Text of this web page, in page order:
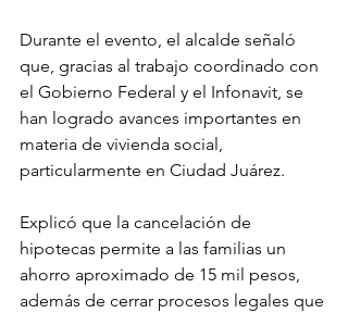
Durante el evento, el alcalde señaló
que, gracias al trabajo coordinado con
el Gobierno Federal y el Infonavit, se
han logrado avances importantes en
materia de vivienda social,
particularmente en Ciudad Juárez.
Explicó que la cancelación de
hipotecas permite a las familias un
ahorro aproximado de 15 mil pesos,
además de cerrar procesos legales que